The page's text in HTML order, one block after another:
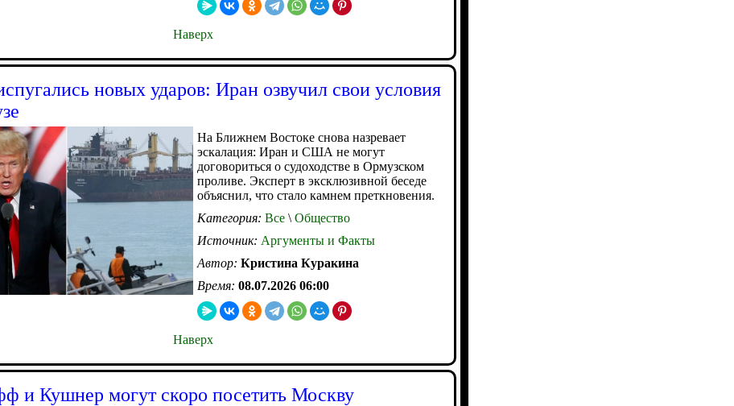
Наверх
новых ударов: Иран озвучил свои условия
На Ближнем Востоке снова назревает
эскалация: Иран и США не могут
договориться о судоходстве в Ормузском
проливе. Эксперт в эксклюзивной беседе
объяснил, что стало камнем преткновения.
Категория: Все \ Общество
Источник: Аргументы и Факты
Автор: Кристина Куракина
Время: 08.07.2026 06:00
Наверх
и Кушнер могут скоро посетить Москву